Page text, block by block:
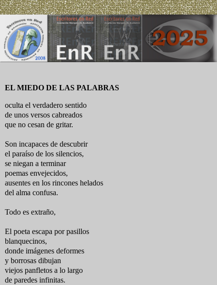
EL MIEDO DE LAS PALABRAS
oculta el verdadero sentido
de unos versos cabreados
que no cesan de gritar.
Son incapaces de descubrir
el paraíso de los silencios,
se niegan a terminar
poemas envejecidos,
ausentes en los rincones helados
del alma confusa.
Todo es extraño,
El poeta escapa por pasillos
blanquecinos,
donde imágenes deformes
y borrosas dibujan
viejos panfletos a lo largo
de paredes infinitas.